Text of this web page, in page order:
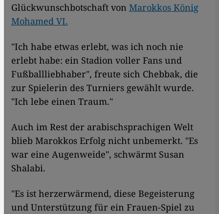
Glückwunschbotschaft von Marokkos König
Mohamed VI.
"Ich habe etwas erlebt, was ich noch nie
erlebt habe: ein Stadion voller Fans und
Fußballliebhaber", freute sich Chebbak, die
zur Spielerin des Turniers gewählt wurde.
"Ich lebe einen Traum."
Auch im Rest der arabischsprachigen Welt
blieb Marokkos Erfolg nicht unbemerkt. "Es
war eine Augenweide", schwärmt Susan
Shalabi.
"Es ist herzerwärmend, diese Begeisterung
und Unterstützung für ein Frauen-Spiel zu